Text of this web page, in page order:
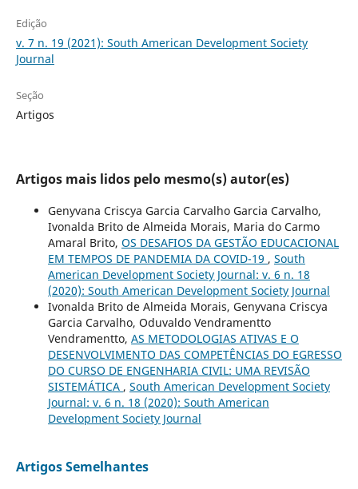
Edição
v. 7 n. 19 (2021): South American Development Society
Journal
Seção
Artigos
Artigos mais lidos pelo mesmo(s) autor(es)
Genyvana Criscya Garcia Carvalho Garcia Carvalho,
Ivonalda Brito de Almeida Morais, Maria do Carmo
Amaral Brito, OS DESAFIOS DA GESTÃO EDUCACIONAL
EM TEMPOS DE PANDEMIA DA COVID-19 , South
American Development Society Journal: v. 6 n. 18
(2020): South American Development Society Journal
Ivonalda Brito de Almeida Morais, Genyvana Criscya
Garcia Carvalho, Oduvaldo Vendramentto
Vendramentto, AS METODOLOGIAS ATIVAS E O
DESENVOLVIMENTO DAS COMPETÊNCIAS DO EGRESSO
DO CURSO DE ENGENHARIA CIVIL: UMA REVISÃO
SISTEMÁTICA , South American Development Society
Journal: v. 6 n. 18 (2020): South American
Development Society Journal
Artigos Semelhantes